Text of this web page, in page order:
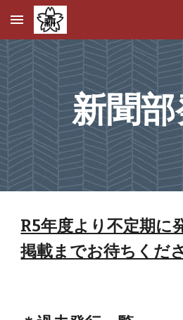
Skip to main content
新聞
R5年度より不定期に
掲載までお待ちくだ